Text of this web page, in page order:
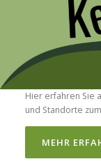
Hier erfahren Sie
und Standorte
MEHR